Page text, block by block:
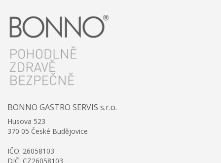
BONNO GASTRO SERVIS s.r.o.
Husova 523
370 05 České Budějovice
IČO: 26058103
DIČ: CZ26058103